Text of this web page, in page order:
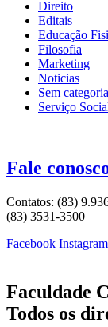
Direito
Editais
Educação
Filosofia
Marketing
Noticias
Sem categoria
Serviço
Fale
Contatos: (83)
(83) 3531-3500
Facebook Instagram
Faculdade
Todos os